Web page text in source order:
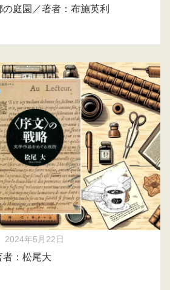
庭園／著者：布施英利
2024年5月22日
者：松尾大